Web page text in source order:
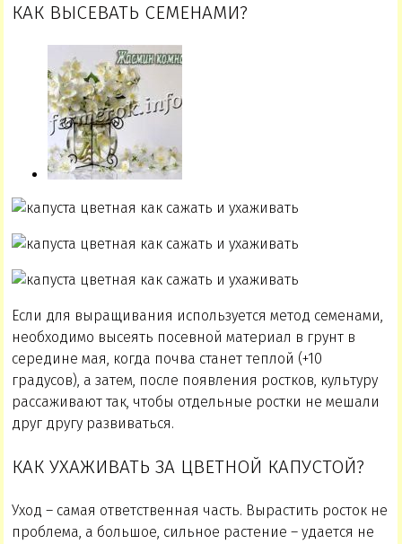
КАК ВЫСЕВАТЬ СЕМЕНАМИ?
Если для выращивания используется метод семенами,
необходимо высеять посевной материал в грунт в
середине мая, когда почва станет теплой (+10
градусов), а затем, после появления ростков, культуру
рассаживают так, чтобы отдельные ростки не мешали
друг другу развиваться.
КАК УХАЖИВАТЬ ЗА ЦВЕТНОЙ КАПУСТОЙ?
Уход – самая ответственная часть. Вырастить росток не
проблема, а большое, сильное растение – удается не